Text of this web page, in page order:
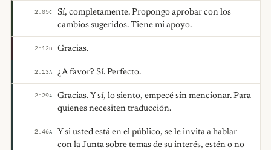
2:05C
Sí, completamente. Propongo aprobar con los
cambios sugeridos. Tiene mi apoyo.
2:12B Gracias.
2:13A ¿A favor? Sí. Perfecto.
2:29A
Gracias. Y sí, lo siento, empecé sin mencionar. Para
quienes necesiten traducción.
2:46A
Y si usted está en el público, se le invita a hablar
con la Junta sobre temas de su interés, estén o no